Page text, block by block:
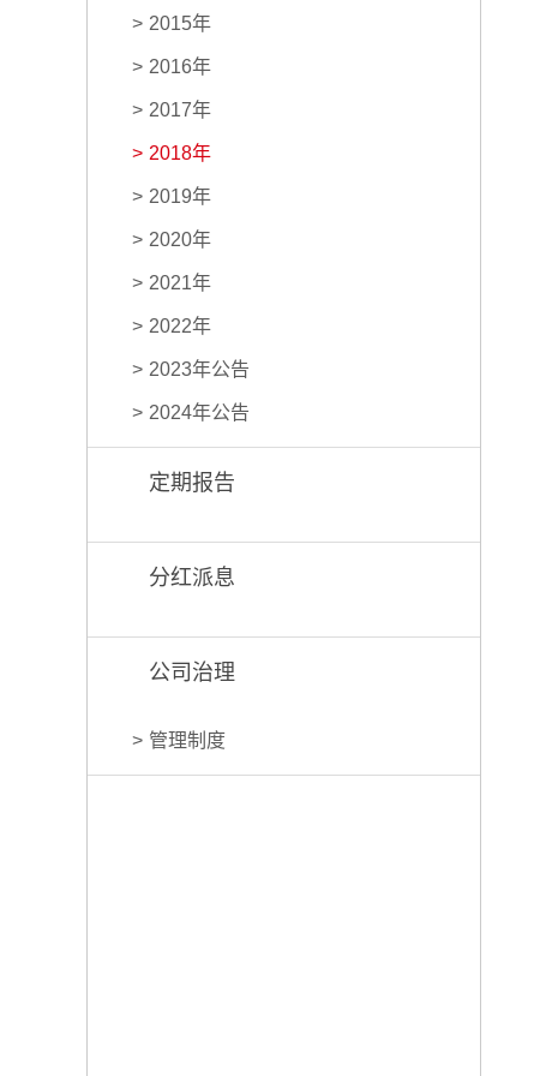
2015年
2016年
2017年
2018年
2019年
2020年
2021年
2022年
2023年公告
2024年公告
定期报告
分红派息
公司治理
管理制度